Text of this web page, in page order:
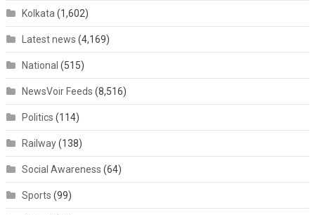
Kolkata (1,602)
Latest news (4,169)
National (515)
NewsVoir Feeds (8,516)
Politics (114)
Railway(138)
Social Awareness (64)
Sports (99)